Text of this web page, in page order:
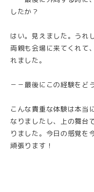
したか？
はい。見えました。うれ
両親も会場に来てくれて
れました。
－－最後にこの経験をど
こんな貴重な体験は本当
なりましたし、上の舞台
りました。今日の感覚を
頑張ります！